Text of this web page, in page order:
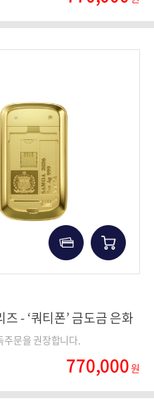
- ‘쿼티폰’ 금도금 은화
주문을 권장합니다.
770,000원